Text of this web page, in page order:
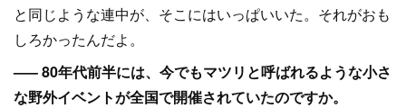
と同じような連中が、そこにはいっぱいいた。それがおも
しろかったんだよ。
––– 80年代前半には、今でもマツリと呼ばれるような小さ
な野外イベントが全国で開催されていたのですか。